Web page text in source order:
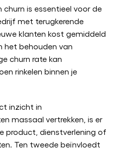
is essentieel voor de
met terugkerende
klanten kost gemiddeld
het behouden van
churn rate kan
rinkelen binnen je
inzicht in
massaal vertrekken, is er
product, dienstverlening of
Ten tweede beïnvloedt